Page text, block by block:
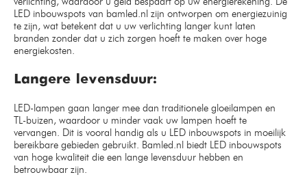
LED inbouwspots van bamled.nl zijn ontworpen om energiezuinig
te zijn, wat betekent dat u uw verlichting langer kunt laten
branden zonder dat u zich zorgen hoeft te maken over hoge
energiekosten.
Langere levensduur:
LED-lampen gaan langer mee dan traditionele gloeilampen en
TL-buizen, waardoor u minder vaak uw lampen hoeft te
vervangen. Dit is vooral handig als u LED inbouwspots in moeilijk
bereikbare gebieden gebruikt. Bamled.nl biedt LED inbouwspots
van hoge kwaliteit die een lange levensduur hebben en
betrouwbaar zijn.